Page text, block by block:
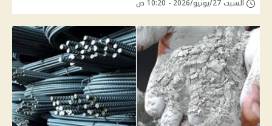
السبت 27/يونيو/2026 - 10:20 ص